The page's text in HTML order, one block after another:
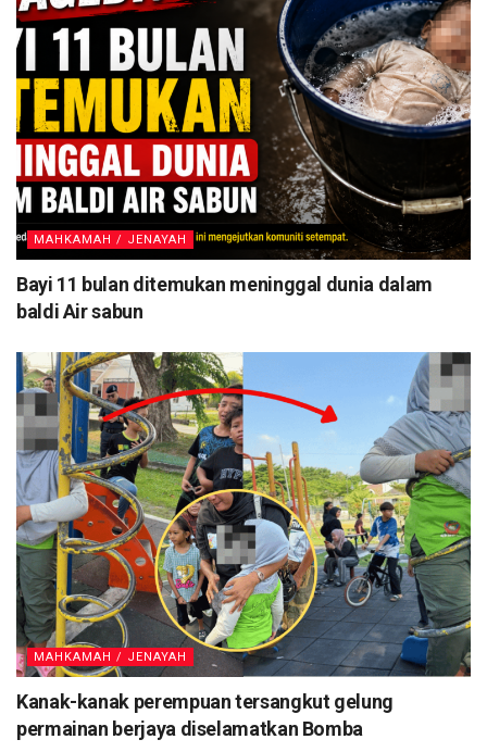
MAHKAMAH / JENAYAH
Bayi 11 bulan ditemukan meninggal dunia dalam
baldi Air sabun
MAHKAMAH / JENAYAH
Kanak-kanak perempuan tersangkut gelung
permainan berjaya diselamatkan Bomba